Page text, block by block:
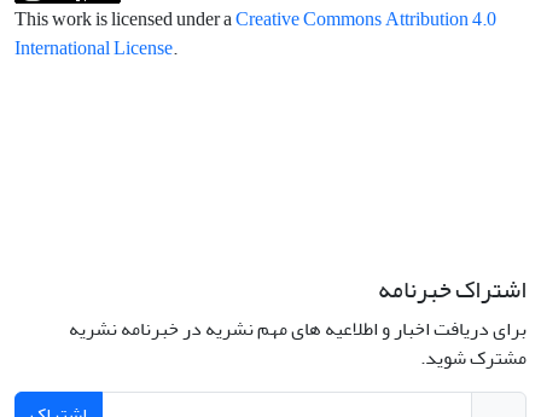
This work is licensed under aCreative Commons Attribution 4.0
International License.
اشتراک خبرنامه
برای دریافت اخبار و اطلاعیه های مهم نشریه در خبرنامه نشریه
مشترک شوید.